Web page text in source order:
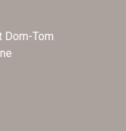
Dom-Tom